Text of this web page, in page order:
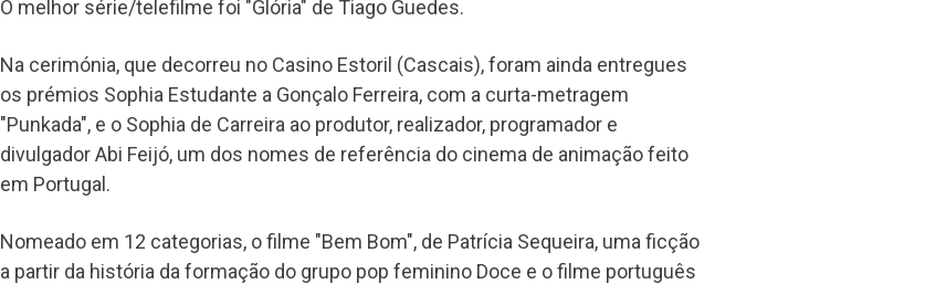
O melhor série/telefilme foi "Glória" de Tiago Guedes.
Na cerimónia, que decorreu no Casino Estoril (Cascais), foram ainda entregues
os prémios Sophia Estudante a Gonçalo Ferreira, com a curta-metragem
"Punkada", e o Sophia de Carreira ao produtor, realizador, programador e
divulgador Abi Feijó, um dos nomes de referência do cinema de animação feito
em Portugal.
Nomeado em 12 categorias, o filme "Bem Bom", de Patrícia Sequeira, uma ficção
a partir da história da formação do grupo pop feminino Doce e o filme português